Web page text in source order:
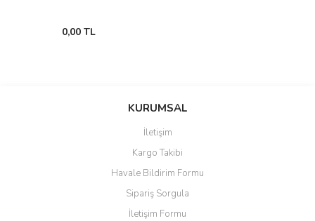
0,00 TL
KURUMSAL
İletişim
Kargo Takibi
Havale Bildirim Formu
Sipariş Sorgula
İletişim Formu